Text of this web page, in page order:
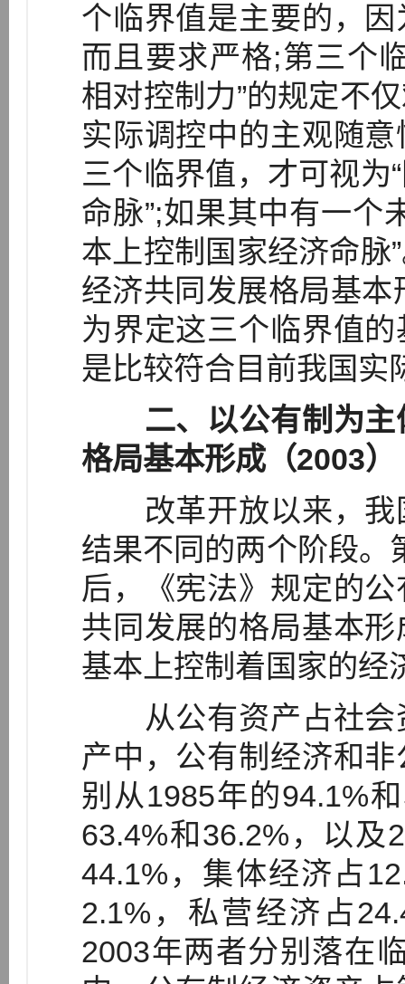
个临界值是主要的，
而且要求严格;第三个
相对控制力”的规定不
实际调控中的主观随
三个临界值，才可视为
命脉”;如果其中有一个
本上控制国家经济命脉
经济共同发展格局基
为界定这三个临界值
是比较符合目前我国实
二、以公有制为
格局基本形成（2003）
改革开放以来，我
结果不同的两个阶段。
后，《宪法》规定的
共同发展的格局基本
基本上控制着国家的经
从公有资产占社会
产中，公有制经济和
别从1985年的94.1%
63.4%和36.2%，以及
44.1%，集体经济占
2.1%，私营经济占
2003年两者分别落在